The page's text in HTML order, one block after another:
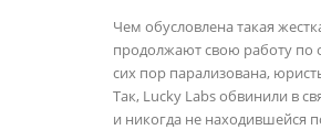
Чем обусловлена такая
продолжают свою работу по
сих пор парализована,
Так, Lucky Labs обвинили в
и никогда не находившейся